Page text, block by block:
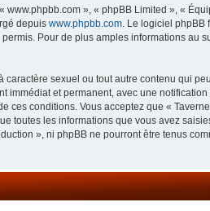
», « phpBB Limited », «
depuis www.phpbb.com. Le logiciel phpBB
Pour de plus amples informations au
sexuel ou tout autre contenu qui
et permanent, avec une
conditions. Vous acceptez que «
toutes les informations que vous avez
», ni phpBB ne pourront être tenus